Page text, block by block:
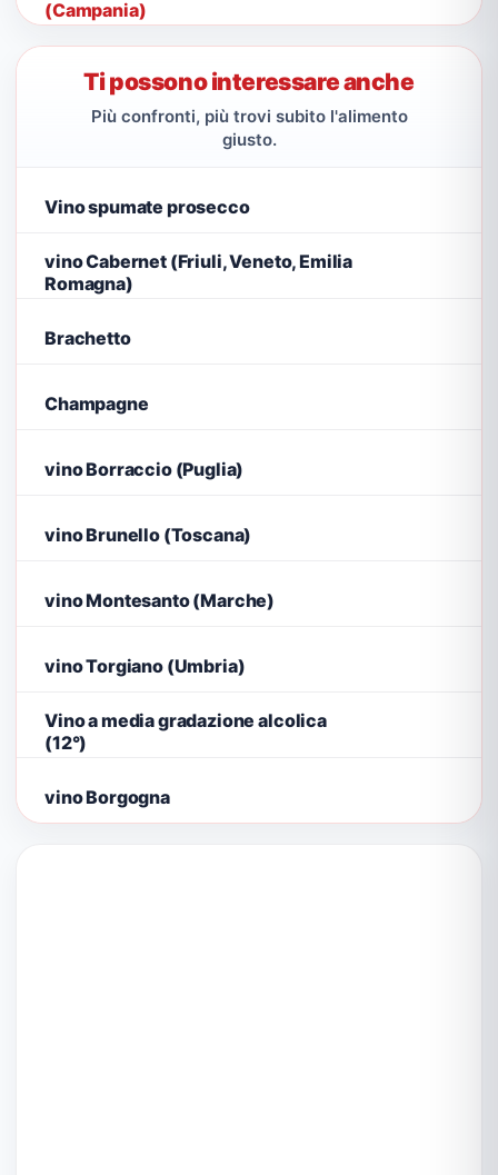
(Campania)
Ti possono interessare anche
Più confronti, più trovi subito l'alimento
giusto.
Vino spumate prosecco
vino Cabernet (Friuli, Veneto, Emilia
Romagna)
Brachetto
Champagne
vino Borraccio (Puglia)
vino Brunello (Toscana)
vino Montesanto (Marche)
vino Torgiano (Umbria)
Vino a media gradazione alcolica
(12°)
vino Borgogna